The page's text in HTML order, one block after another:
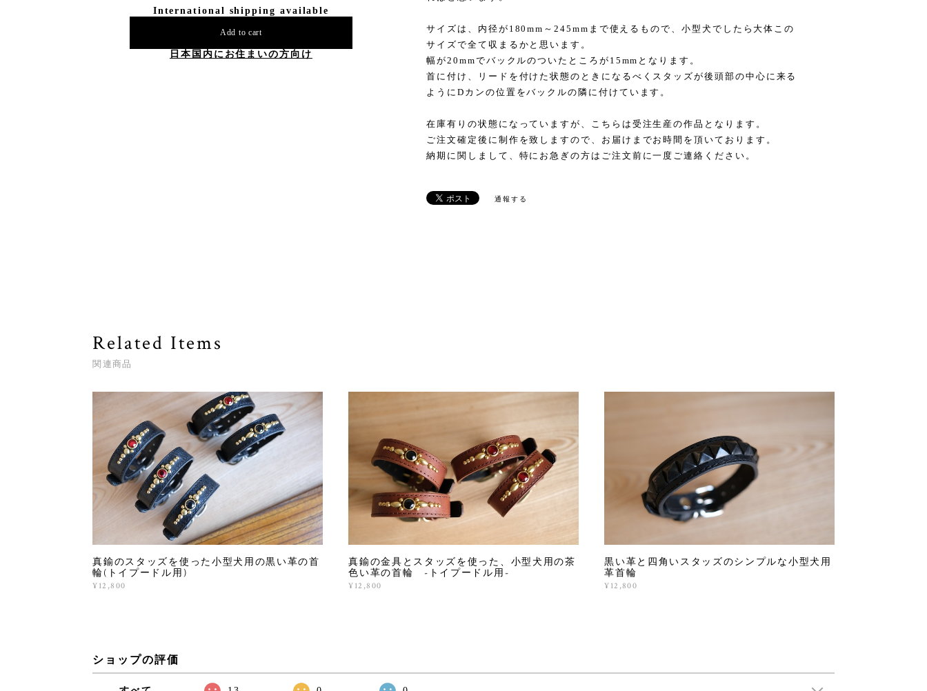
International shipping available
Add to cart
日本国内にお住まいの方向け
サイズは、内径が180mm～245mmまで使えるもので、小型犬でしたら大体この
サイズで全て収まるかと思います。
幅が20mmでバックルのついたところが15mmとなります。
首に付け、リードを付けた状態のときになるべくスタッズが後頭部の中心に来る
ようにDカンの位置をバックルの隣に付けています。
在庫有りの状態になっていますが、こちらは受注生産の作品となります。
ご注文確定後に制作を致しますので、お届けまでお時間を頂いております。
納期に関しまして、特にお急ぎの方はご注文前に一度ご連絡ください。
通報する
Related Items
関連商品
真鍮のスタッズを使った小型犬用の黒い革の首
輪(トイプードル用)
¥12,800
真鍮の金具とスタッズを使った、小型犬用の茶
色い革の首輪 -トイプードル用-
¥12,800
黒い革と四角いスタッズのシンプルな小型犬用
革首輪
¥12,800
ショップの評価